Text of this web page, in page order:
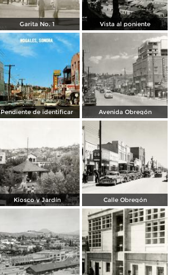
Garita No. 1 Vista al poniente
Pendiente de identificar Avenida Obregón
Kiosco y Jardín Calle Obregón